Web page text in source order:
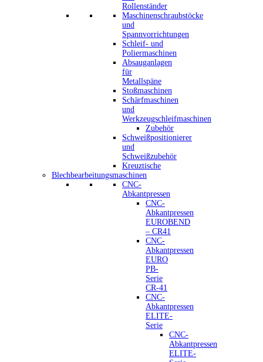
Rollenständer
Maschinenschraubstöcke
und
Spannvorrichtungen
Schleif- und
Poliermaschinen
Absauganlagen
für
Metallspäne
Stoßmaschinen
Schärfmaschinen
und
Werkzeugschleifmaschinen
Zubehör
Schweißpositionierer
und
Schweißzubehör
Kreuztische
Blechbearbeitungsmaschinen
CNC-
Abkantpressen
CNC-
Abkantpressen
EUROBEND
– CR41
CNC-
Abkantpressen
EURO
PB-
Serie
CR-41
CNC-
Abkantpressen
ELITE-
Serie
CNC-
Abkantpressen
ELITE-